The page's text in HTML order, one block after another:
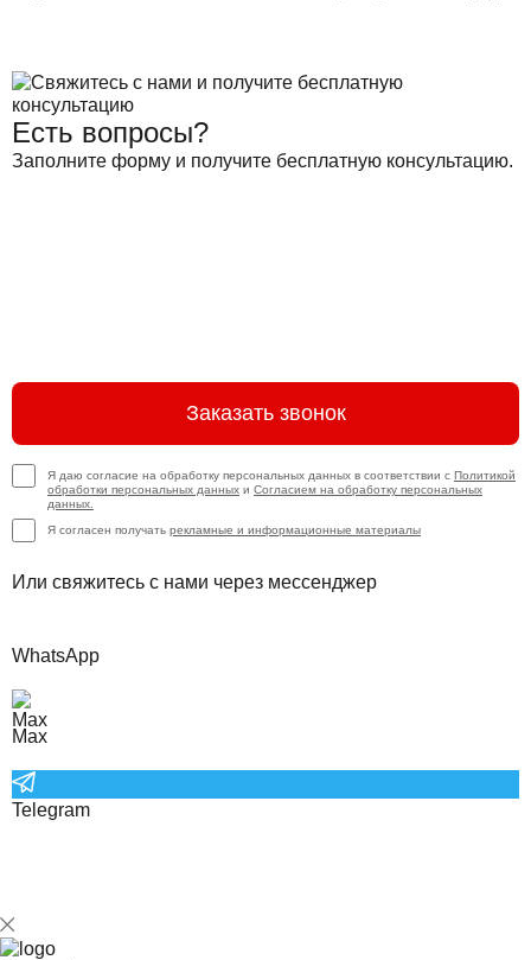
Есть вопросы?
Заполните форму и получите бесплатную консультацию.
Заказать звонок
Я даю согласие на обработку персональных данных в соответствии с Политикой
обработки персональных данных и Согласием на обработку персональных
данных.
Я согласен получать рекламные и информационные материалы
Или свяжитесь с нами через мессенджер
WhatsApp
Max
Telegram